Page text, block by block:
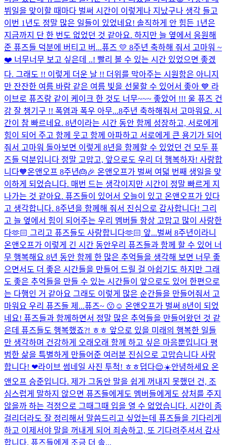
뷔일을 맞이할 때마다 벌써 시간이 이렇게나 지났구나 생각 들고
이번 1년도 정말 많은 일들이 있었네요! 솔직하게 안 힘든 1년은
지금까지 단 한 번도 없었던 것 같아요. 하지만 늘 옆에서 응원해
준 퓨즈들 덕분에 버티고 버...퓨즈 💛 8주년 축하해 줘서 고마워 ~
❤️ 너무너무 보고 싶은데 ..! 빨리 볼 수 있는 시간 있었으면 좋겠
다. 그래도 !! 이렇게 더운 날 !! 더위를 막아주는 시원함은 아니지
만 잔잔한 여름 바람 같은 여름 빛을 선물할 수 있어서 좋아 💙 라
이브로 퓨즈랑 같이 케이크 한 것도 너무~~~ 좋았어 !!! 울 퓨즈 건
강 잘 챙기구 !! 폭염과 폭우 아무...8주년 축하해줘서 고마워요. 시
간이 참 빠르네요. 8년이라는 시간 동안 함께 성장하고, 서로에게
힘이 되어 주고 함께 웃고 함께 아파하고 서로에게 큰 용기가 되어
줘서 고마워 돌아보면 이렇게 8년을 함께할 수 있었던 건 모두 퓨
즈들 덕분입니다 정말 고맙고, 앞으로도 우리 더 행복하자! 사랑합
니다🧡온앤오프 8주년🎂🎉 온앤오프가 벌써 여덟 번째 생일을 맞
이하게 되었습니다. 매번 드는 생각이지만 시간이 정말 빠르게 지
나가는 것 같아요. 퓨즈들이 있어서 오늘이 있고 온앤오프가 있다
고 생각합니다. 8주년을 함께해 줘서 진심으로 감사합니다! 그리
고 늘 옆에서 힘이 되어주는 우리 멤버들 항상 고맙고 많이 사랑한
다🫶🏻 그리고 퓨즈들도 사랑합니다🫶🏻 앞...벌써 8주년이라니
온앤오프가 이렇게 긴 시간 동안우리 퓨즈들과 함께 할 수 있어 너
무 행복해요 8년 동안 함께 한 많은 추억들을 생각해 보면 너무 좋
으면서도 더 좋은 시간들을 만들어 드릴 걸 아쉽기도 하지만 그래
도 좋은 추억들을 만들 수 있는 시간들이 앞으로도 있어 한편으로
는 다행인 거 같아요 그래도 이렇게 많은 순간들을 만들어줘서 고
마워요 우리 퓨즈들 제...퓨즈~ 😗☺️ 온앤오프가 벌써 8년이 되었
네요! 퓨즈들과 함께하면서 정말 많은 추억들을 만들어왔던 것 같
은데 퓨즈들도 행복했죠?! ㅎㅎ 앞으로 있을 미래의 행복한 일들
만 생각하며 건강하게 오래오래 함께 하고 싶은 마음뿐입니다 평
범한 삶을 특별하게 만들어준 여러분 진심으로 고맙습니다 사랑
합니다! ❤라이브 썸네일 사진 투척! ㅎㅎ덥다😌☀️안녕하세요 온
앤오프 승준입니다. 제가 그동안 말을 쉽게 꺼내지 못했던 건, 조
심스럽게 말하지 않으면 퓨즈들에게도 멤버들에게도 상처를 주지
않을까 하는 걱정으로 그때그때 입을 열 수 없었습니다. 시간이 좀
걸리더라도 잘 정리해서 말씀드리고 싶었는데 퓨즈들을 기다리게
하고 이제서야 말을 꺼내게 되어 죄송하고, 또 기다려주셔서 감사
합니다. 퓨즈들에게 조금 더 솔...